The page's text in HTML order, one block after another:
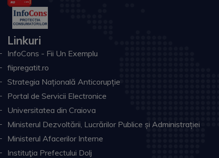
Linkuri
InfoCons - Fii Un Exemplu
fiipregatit.ro
Strategia Națională Anticorupție
Portal de Servicii Electronice
Universitatea din Craiova
Ministerul Dezvoltării, Lucrărilor Publice și Administrației
Ministerul Afacerilor Interne
Instituţia Prefectului Dolj